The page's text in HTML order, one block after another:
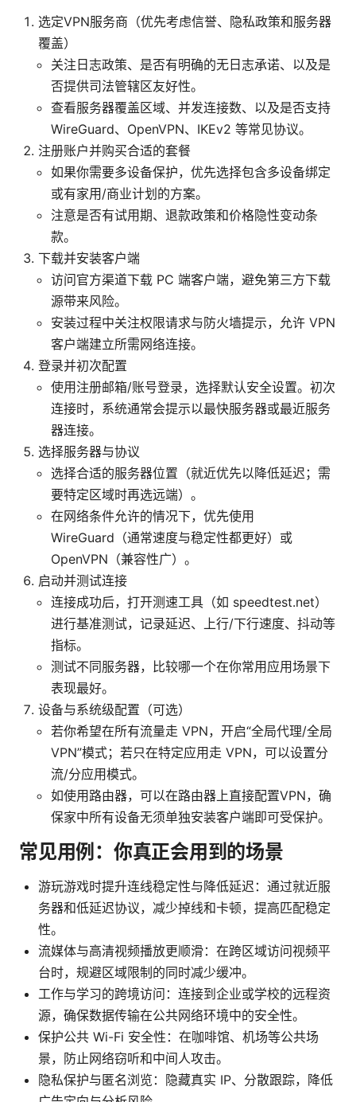
选定VPN服务商（优先考虑信誉、隐私政策和服务器
覆盖）
关注日志政策、是否有明确的无日志承诺、以及是
否提供司法管辖区友好性。
查看服务器覆盖区域、并发连接数、以及是否支持
WireGuard、OpenVPN、IKEv2 等常见协议。
注册账户并购买合适的套餐
如果你需要多设备保护，优先选择包含多设备绑定
或有家用/商业计划的方案。
注意是否有试用期、退款政策和价格隐性变动条
款。
下载并安装客户端
访问官方渠道下载 PC 端客户端，避免第三方下载
源带来风险。
安装过程中关注权限请求与防火墙提示，允许 VPN
客户端建立所需网络连接。
登录并初次配置
使用注册邮箱/账号登录，选择默认安全设置。初次
连接时，系统通常会提示以最快服务器或最近服务
器连接。
选择服务器与协议
选择合适的服务器位置（就近优先以降低延迟；需
要特定区域时再选远端）。
在网络条件允许的情况下，优先使用
WireGuard（通常速度与稳定性都更好）或
OpenVPN（兼容性广）。
启动并测试连接
连接成功后，打开测速工具（如 speedtest.net）
进行基准测试，记录延迟、上行/下行速度、抖动等
指标。
测试不同服务器，比较哪一个在你常用应用场景下
表现最好。
设备与系统级配置（可选）
若你希望在所有流量走 VPN，开启“全局代理/全局
VPN”模式；若只在特定应用走 VPN，可以设置分
流/分应用模式。
如使用路由器，可以在路由器上直接配置VPN，确
保家中所有设备无须单独安装客户端即可受保护。
常见用例：你真正会用到的场景
游玩游戏时提升连线稳定性与降低延迟：通过就近服
务器和低延迟协议，减少掉线和卡顿，提高匹配稳定
性。
流媒体与高清视频播放更顺滑：在跨区域访问视频平
台时，规避区域限制的同时减少缓冲。
工作与学习的跨境访问：连接到企业或学校的远程资
源，确保数据传输在公共网络环境中的安全性。
保护公共 Wi-Fi 安全性：在咖啡馆、机场等公共场
景，防止网络窃听和中间人攻击。
隐私保护与匿名浏览：隐藏真实 IP、分散跟踪，降低